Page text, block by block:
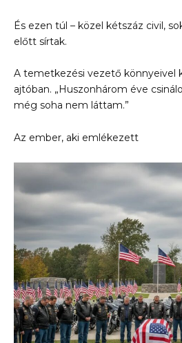
És ezen túl – közel kétszáz civil,
előtt sírtak.
A temetkezési vezető könnyeivel
ajtóban. „Huszonhárom éve
még soha nem láttam.”
Az ember, aki emlékezett